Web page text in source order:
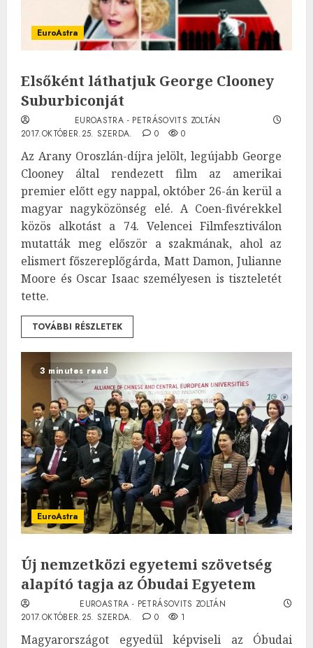
EuroAstra
Elsőként láthatjuk George Clooney
Suburbiconját
EUROASTRA - PETRÁSOVITS ZOLTÁN
2017.OKTÓBER.25. SZERDA.
0 0
Az Arany Oroszlán-díjra jelölt, legújabb George
Clooney által rendezett film az amerikai
premier előtt egy nappal, október 26-án kerül a
magyar nagyközönség elé. A Coen-fivérekkel
közös alkotást a 74. Velencei Filmfesztiválon
mutatták meg először a szakmának, ahol az
elismert főszereplőgárda, Matt Damon, Julianne
Moore és Oscar Isaac személyesen is tiszteletét
tette.
TOVÁBBI RÉSZLETEK
3 minutes read
EuroAstra
Új nemzetközi egyetemi szövetség
alapító tagja az Óbudai Egyetem
EUROASTRA - PETRÁSOVITS ZOLTÁN
2017.OKTÓBER.25. SZERDA.
0 1
Magyarországot egyedül képviseli az Óbudai